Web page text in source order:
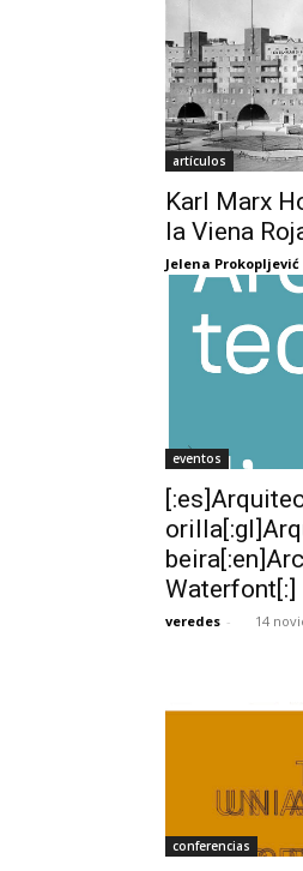
artículos
Karl Marx
la Viena
Jelena Prokopljević
eventos
Waterfont[:]
veredes - 14
conferencias